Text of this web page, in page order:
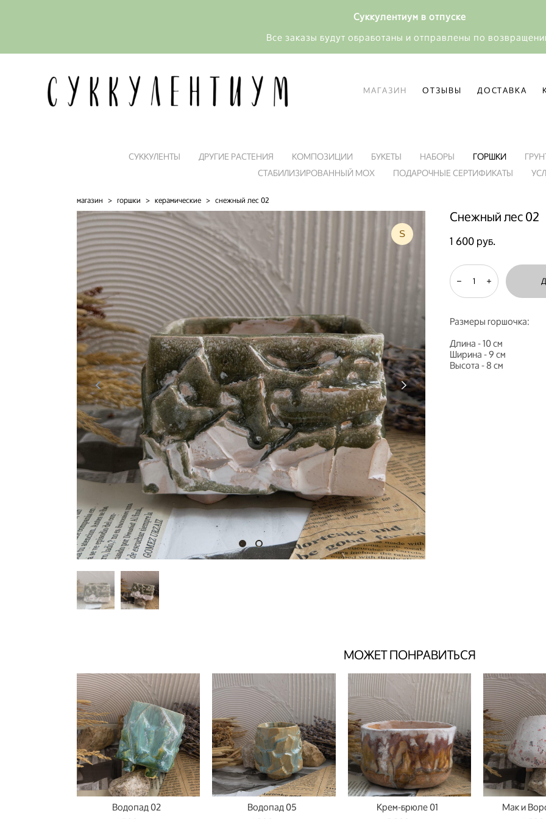
Суккулентиум в отпуске
Все заказы будут обработаны и отправлены по
МАГАЗИН ОТЗЫВЫ ДОСТАВКА
МАГАЗИН ОТЗЫВЫ ДОСТАВКА
СУККУЛЕНТЫ ДРУГИЕ РАСТЕНИЯ КОМПОЗИЦИИ БУКЕТЫ НАБОРЫ ГОРШКИ
СТАБИЛИЗИРОВАННЫЙ МОХ
ПОДАРОЧНЫЕ СЕРТИФИКАТЫ
магазин > горшки > керамические > снежный лес 02
S
Снежный лес 02
1 600 pуб.
Размеры горшочка:
Длина - 10 см
Ширина - 9 см
Высота - 8 см
МОЖЕТ ПОНРАВИТЬСЯ
Водопад 02
Водопад 05
Крем-брюле 01
Мак и